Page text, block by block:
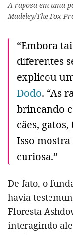
A raposa em uma
Madeley/The Fox
“Embora
diferentes
explicou
Dodo. “As
brincando
cães,
Isso
curiosa.”
De fato, o
havia
Floresta
interagindo